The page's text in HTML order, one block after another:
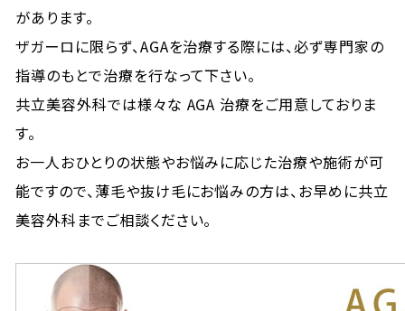
があります。
ザガーロに限らず、AGAを治療する際には、必ず専門家の
指導のもとで治療を行なって下さい。
共立美容外科では様々な AGA 治療をご用意しておりま
す。
お一人おひとりの状態やお悩みに応じた治療や施術が可
能ですので、薄毛や抜け毛にお悩みの方は、お早めに共立
美容外科までご相談ください。